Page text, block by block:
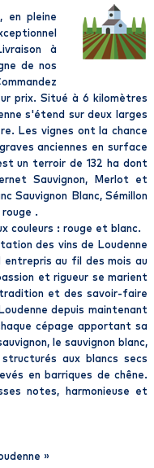
en pleine
à
de nos
prix. Situé à 6 kilomètres
s'étend sur deux larges
Les vignes ont la chance
anciennes en surface
un terroir de 132 ha dont
Sauvignon, Merlot et
Sauvignon Blanc, Sémillon
.
couleurs : rouge et blanc.
des vins de Loudenne
entrepris au fil des mois au
et rigueur se marient
et des savoir-faire
depuis maintenant
cépage apportant sa
le sauvignon blanc,
aux blancs secs
en barriques de chêne.
notes, harmonieuse et
»